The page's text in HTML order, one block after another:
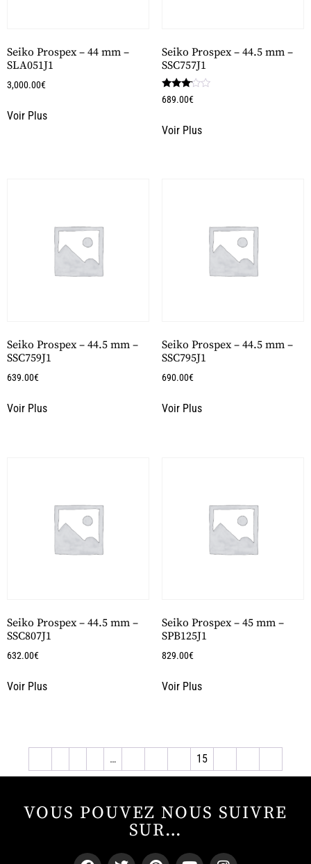
Seiko Prospex – 44 mm –
SLA051J1
3,000.00€
Voir Plus
Seiko Prospex – 44.5 mm –
SSC757J1
Note
3.00
689.00€
Voir Plus
Seiko Prospex – 44.5 mm –
SSC759J1
639.00€
Voir Plus
Seiko Prospex – 44.5 mm –
SSC795J1
690.00€
Voir Plus
Seiko Prospex – 44.5 mm –
SSC807J1
632.00€
Voir Plus
Seiko Prospex – 45 mm –
SPB125J1
829.00€
Voir Plus
… 15
VOUS POUVEZ NOUS SUIVRE
SUR…